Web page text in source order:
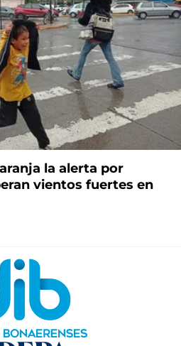
la alerta por
vientos fuertes en